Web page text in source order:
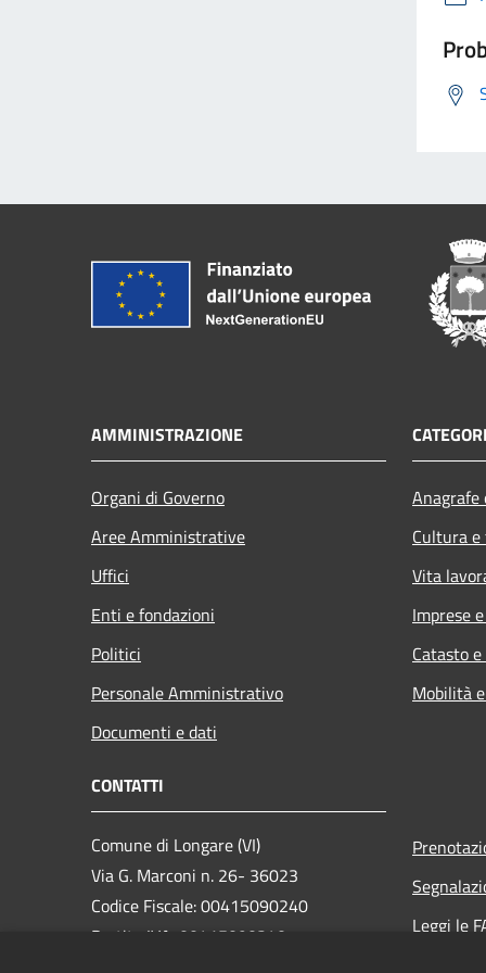
AMMINISTRAZIONE
Organi di Governo
Aree Amministrative
Uffici
Enti e fondazioni
Politici
Personale Amministrativo
Documenti e dati
Cultura
Vita
Imprese
Catasto
Mobilità
CONTATTI
Comune di Longare (VI)
Via G. Marconi n. 26- 36023
Codice Fiscale: 00415090240
Partita IVA: 00415090240
Leggi le